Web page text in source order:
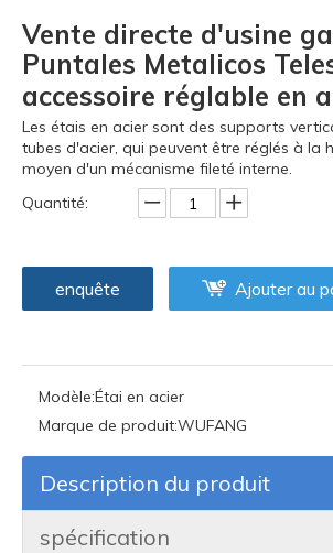
Vente directe d'usine
Puntales Metalicos
accessoire réglable en
Les étais en acier sont des supports
tubes d'acier, qui peuvent être réglés à la
moyen d'un mécanisme fileté interne.
Quantité:
enquête Ajouter au
Modèle:Étai en acier
Marque de produit:WUFANG
Description du produit
spécification